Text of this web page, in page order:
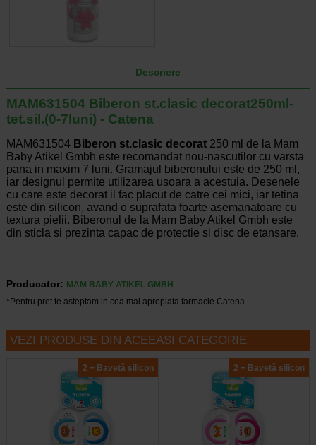
Descriere
MAM631504 Biberon st.clasic decorat250ml-
tet.sil.(0-7luni) - Catena
MAM631504 Biberon st.clasic decorat250 ml de la Mam
Baby Atikel Gmbh este recomandat nou-nascutilor cu varsta
pana in maxim 7 luni. Gramajul biberonului este de 250 ml,
iar designul permite utilizarea usoara a acestuia. Desenele
cu care este decorat il fac placut de catre cei mici, iar tetina
este din silicon, avand o suprafata foarte asemanatoare cu
textura pielii. Biberonul de la Mam Baby Atikel Gmbh este
din sticla si prezinta capac de protectie si disc de etansare.
Producator: MAM BABY ATIKEL GMBH
*Pentru pret te asteptam in cea mai apropiata farmacie Catena
VEZI PRODUSE DIN ACEEASI CATEGORIE
2 + Bavetă silicon 2 + Bavetă silicon